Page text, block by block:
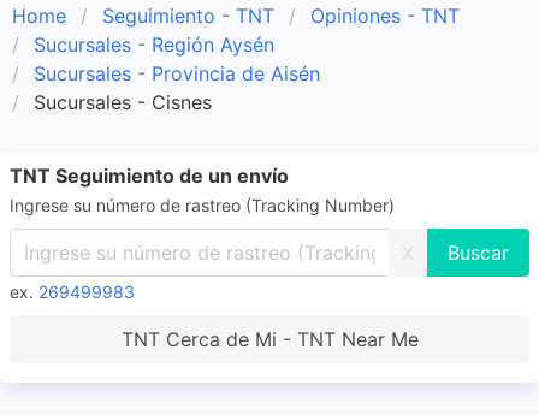
Home Seguimiento - TNT
Opiniones - TNT
Sucursales - Región Aysén
Sucursales - Provincia de Aisén
Sucursales - Cisnes
TNT Seguimiento de un envío
Ingrese su número de rastreo (Tracking Number)
X
ex. 269499983
TNT Cerca de Mi - TNT Near Me